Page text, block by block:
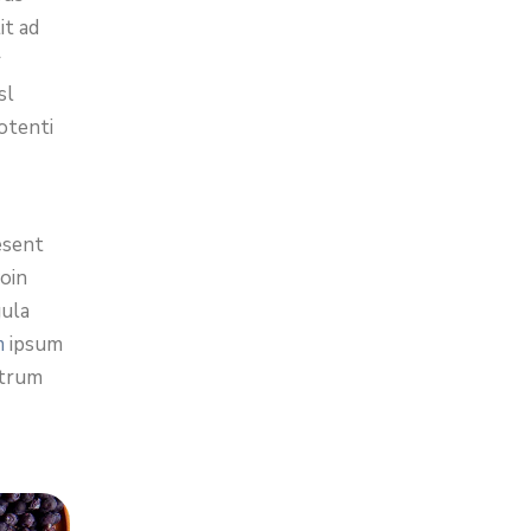
ad
ipsum